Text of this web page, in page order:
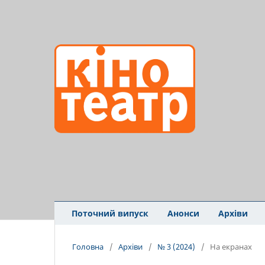
Поточний випуск Анонси Архіви
Головна / Архіви / № 3 (2024) / На екранах